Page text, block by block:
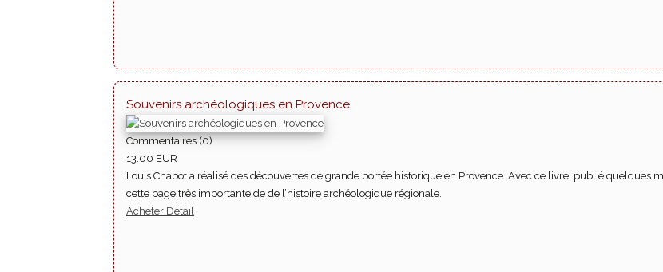
Souvenirs archéologiques en Provence
Commentaires (0)
13.00 EUR
Louis Chabot a réalisé des découvertes de grande portée historique en Provence. Avec ce livre, publié quelques
cette page très importante de de l’histoire archéologique régionale.
Acheter Détail